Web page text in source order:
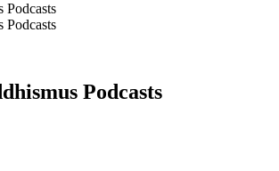
Podcasts
Podcasts
Podcasts